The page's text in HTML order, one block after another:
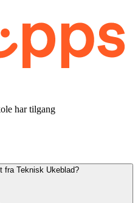
har tilgang
fra Teknisk Ukeblad?